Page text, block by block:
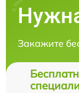
Закажите